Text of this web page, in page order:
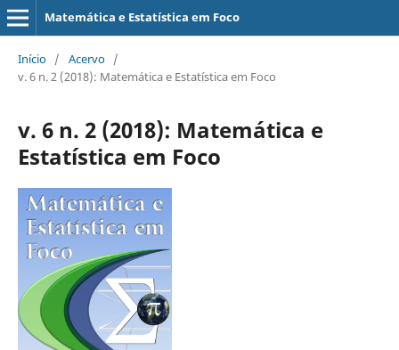
Matemática e Estatística em Foco
Início / Acervo /
v. 6 n. 2 (2018): Matemática e Estatística em Foco
v. 6 n. 2 (2018): Matemática e
Estatística em Foco